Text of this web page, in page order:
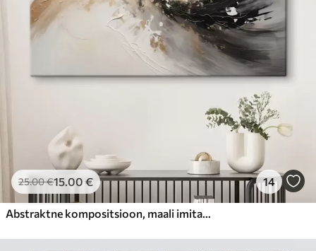
25.00€15.00 € 14
Abstraktne kompositsioon, maali imitatsioon